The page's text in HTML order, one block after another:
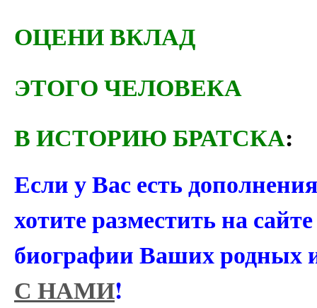
ОЦЕНИ ВКЛАД
ЭТОГО ЧЕЛОВЕКА
В ИСТОРИЮ БРАТСКА:
Если у Вас есть
хотите разместить на
биографии Ваших родных
С НАМИ!